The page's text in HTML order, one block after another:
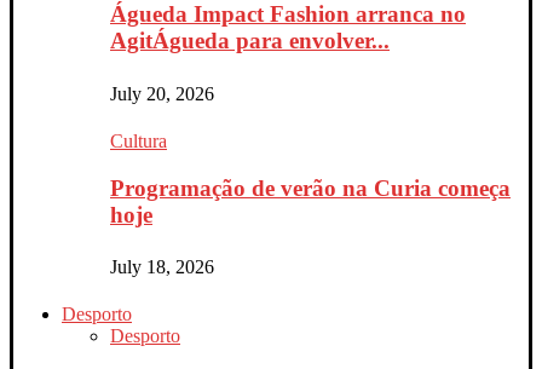
Águeda Impact Fashion arranca no
AgitÁgueda para envolver...
July 20, 2026
Cultura
Programação de verão na Curia começa
hoje
July 18, 2026
Desporto
Desporto